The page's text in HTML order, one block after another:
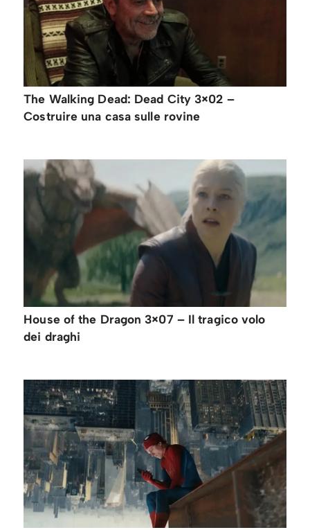
The Walking Dead: Dead City 3×02 –
Costruire una casa sulle rovine
House of the Dragon 3×07 – Il tragico volo
dei draghi